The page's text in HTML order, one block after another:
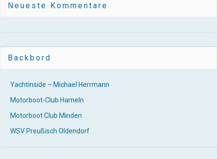
Neueste Kommentare
Backbord
Yachtinside – Michael Herrmann
Motorboot-Club Hameln
Motorboot Club Minden
WSV Preußisch Oldendorf